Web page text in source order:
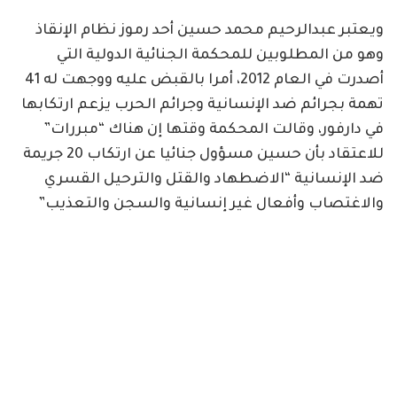
ويعتبر عبدالرحيم محمد حسين أحد رموز نظام الإنقاذ
وهو من المطلوبين للمحكمة الجنائية الدولية التي
أصدرت في العام 2012، أمرا بالقبض عليه ووجهت له 41
تهمة بجرائم ضد الإنسانية وجرائم الحرب يزعم ارتكابها
في دارفور، وقالت المحكمة وقتها إن هناك “مبررات”
للاعتقاد بأن حسين مسؤول جنائيا عن ارتكاب 20 جريمة
ضد الإنسانية “الاضطهاد والقتل والترحيل القسري
والاغتصاب وأفعال غير إنسانية والسجن والتعذيب”